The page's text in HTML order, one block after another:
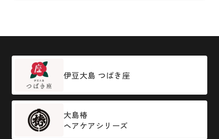
伊豆大島 つばき座
大島椿
ヘアケアシリーズ